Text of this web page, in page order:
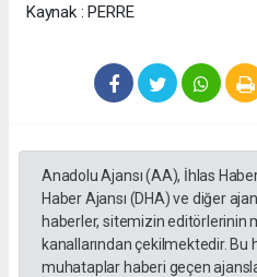
Kaynak : PERRE
Anadolu Ajansı (AA), İhlas
Haber Ajansı (DHA) ve diğer
haberler, sitemizin editörlerinin
kanallarından çekilmektedir.
muhataplar haberi geçen